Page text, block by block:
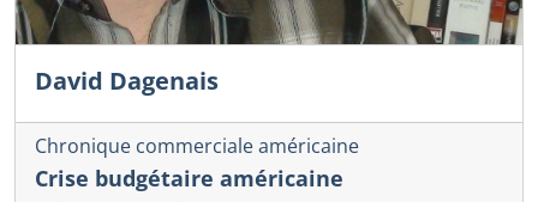
David Dagenais
Chronique commerciale américaine
Crise budgétaire américaine